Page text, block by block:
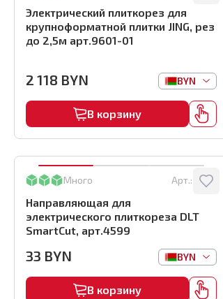
Электрический плиткорез для
крупноформатной плитки JING, рез
до 2,5м арт.9601-01
2 118 BYN BYN
В корзину
Много Арт.: 4599
Направляющая для
электрического плиткореза DLT
SmartCut, арт.4599
33 BYN BYN
В корзину